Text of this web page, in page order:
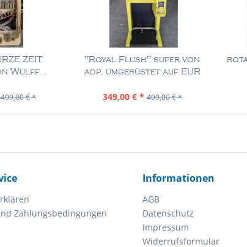
ZEIT:
Wulff...
€ *
"Royal Flush" super von
adp, umgerüstet auf EUR
Inhalt1 Stück
349,00 € * 499,00 € *
Zahlungsbedingungen
Informationen
AGB
Datenschutz
Impressum
Widerrufsformular